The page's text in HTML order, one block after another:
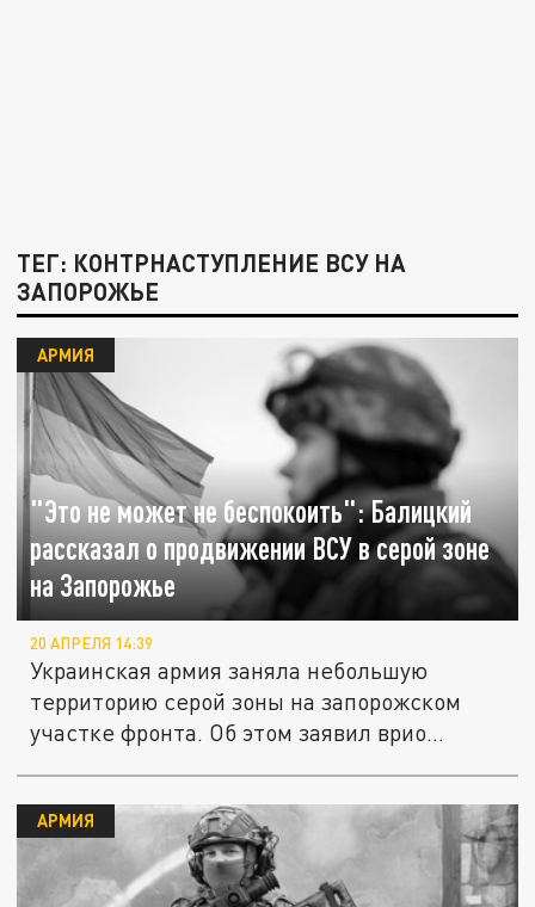
ТЕГ: КОНТРНАСТУПЛЕНИЕ ВСУ НА
ЗАПОРОЖЬЕ
"Это не может не беспокоить": Балицкий
рассказал о продвижении ВСУ в серой зоне
на Запорожье
АРМИЯ
20 АПРЕЛЯ 14:39
Украинская армия заняла небольшую
территорию серой зоны на запорожском
участке фронта. Об этом заявил врио...
АРМИЯ